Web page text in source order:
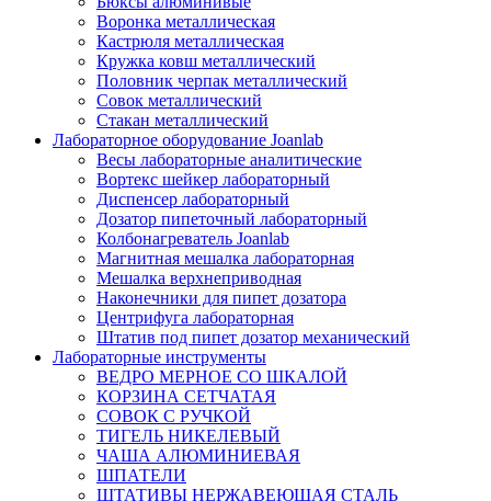
Воронка металлическая
Кастрюля металлическая
Кружка ковш металлический
Половник черпак металлический
Совок металлический
Стакан металлический
Лабораторное оборудование Joanlab
Весы лабораторные аналитические
Вортекс шейкер лабораторный
Диспенсер лабораторный
Дозатор пипеточный лабораторный
Колбонагреватель Joanlab
Магнитная мешалка лабораторная
Мешалка верхнеприводная
Наконечники для пипет дозатора
Центрифуга лабораторная
Штатив под пипет дозатор механический
Лабораторные инструменты
ВЕДРО МЕРНОЕ СО ШКАЛОЙ
КОРЗИНА СЕТЧАТАЯ
СОВОК С РУЧКОЙ
ТИГЕЛЬ НИКЕЛЕВЫЙ
ЧАША АЛЮМИНИЕВАЯ
ШПАТЕЛИ
ШТАТИВЫ НЕРЖАВЕЮЩАЯ СТАЛЬ